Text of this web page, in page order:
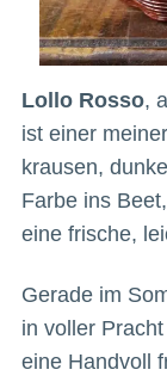
Lollo Rosso,
ist einer
krausen,
Farbe ins
eine frische,
Gerade im
in voller
eine Handvoll